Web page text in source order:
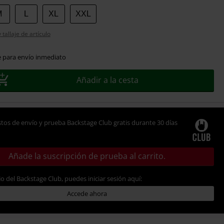
XL XXL
tallaje de artículo
para envío inmediato
Añadir a la cesta
de envío y prueba Backstage Club gratis durante 30 días
Añade la suscripción de prueba al carrito.
del Backstage Club, puedes iniciar sesión aquí:
Accede ahora